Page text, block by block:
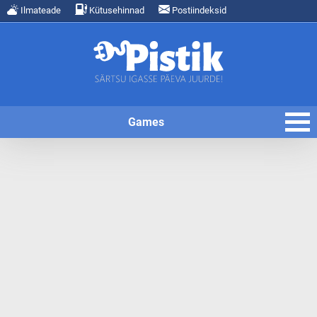
Ilmateade Kütusehinnad Postiindeksid
Games